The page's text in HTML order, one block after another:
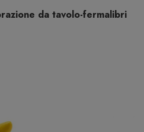
da tavolo-fermalibri